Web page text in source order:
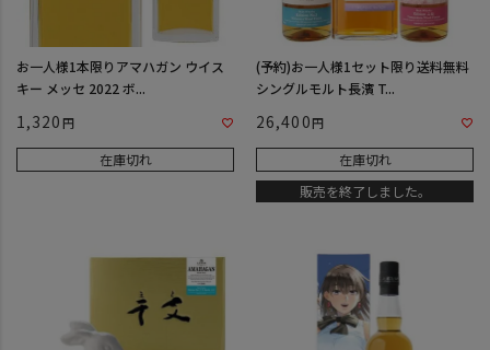
お一人様1本限りアマハガン ウイス
キー メッセ 2022 ボ...
1,320
在庫切れ
(予約)お一人様1セット限り送料無料
シングルモルト長濱 T...
26,400
在庫切れ
販売を終了しました。